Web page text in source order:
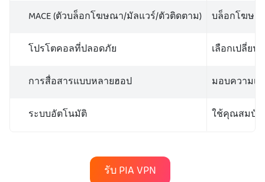
MACE (ตัวบล็อกโฆษณา/มัลแวร์/ตัวติดตาม)
บล็อกโฆษณ
โปรโตคอลที่ปลอดภัย
เลือกเปลี่ยน
การสื่อสารแบบหลายฮอป
มอบความเ
ระบบอัตโนมัติ
ใช้คุณสมบัติ
รับ PIA VPN